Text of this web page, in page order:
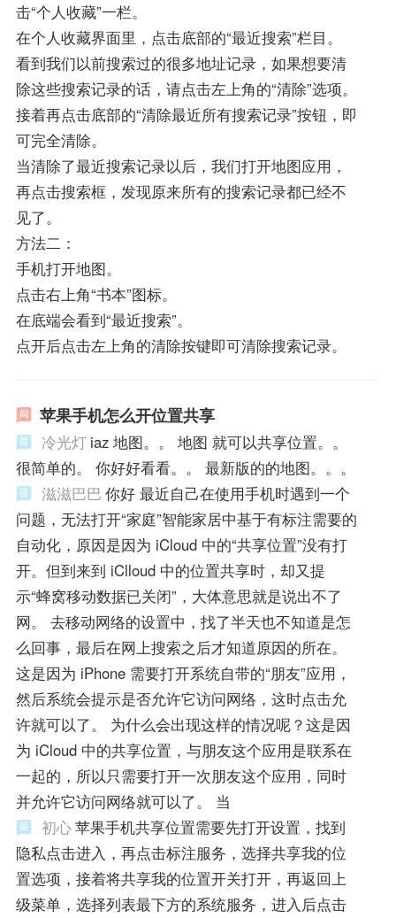
击“个人收藏”一栏。
在个人收藏界面里，点击底部的“最近搜索”栏目。
看到我们以前搜索过的很多地址记录，如果想要清
除这些搜索记录的话，请点击左上角的“清除”选项。
接着再点击底部的“清除最近所有搜索记录”按钮，即
可完全清除。
当清除了最近搜索记录以后，我们打开地图应用，
再点击搜索框，发现原来所有的搜索记录都已经不
见了。
方法二：
手机打开地图。
点击右上角“书本”图标。
在底端会看到“最近搜索”。
点开后点击左上角的清除按键即可清除搜索记录。
苹果手机怎么开位置共享
冷光灯 iaz 地图。。 地图 就可以共享位置。。
很简单的。 你好好看看。。 最新版的的地图。。。
滋滋巴巴 你好 最近自己在使用手机时遇到一个
问题，无法打开“家庭”智能家居中基于有标注需要的
自动化，原因是因为 iCloud 中的“共享位置”没有打
开。但到来到 iClloud 中的位置共享时，却又提
示“蜂窝移动数据已关闭”，大体意思就是说出不了
网。 去移动网络的设置中，找了半天也不知道是怎
么回事，最后在网上搜索之后才知道原因的所在。
这是因为 iPhone 需要打开系统自带的“朋友”应用，
然后系统会提示是否允许它访问网络，这时点击允
许就可以了。 为什么会出现这样的情况呢？这是因
为 iCloud 中的共享位置，与朋友这个应用是联系在
一起的，所以只需要打开一次朋友这个应用，同时
并允许它访问网络就可以了。 当
初心苹果手机共享位置需要先打开设置，找到
隐私点击进入，再点击标注服务，选择共享我的位
置选项，接着将共享我的位置开关打开，再返回上
级菜单，选择列表最下方的系统服务，进入后点击